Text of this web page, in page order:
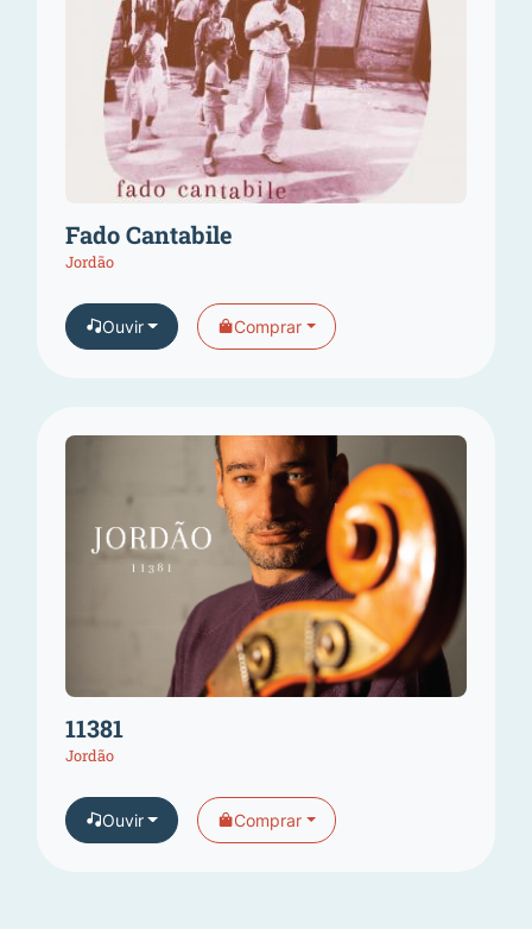
Fado Cantabile
Jordão
Ouvir Comprar
11381
Jordão
Ouvir Comprar